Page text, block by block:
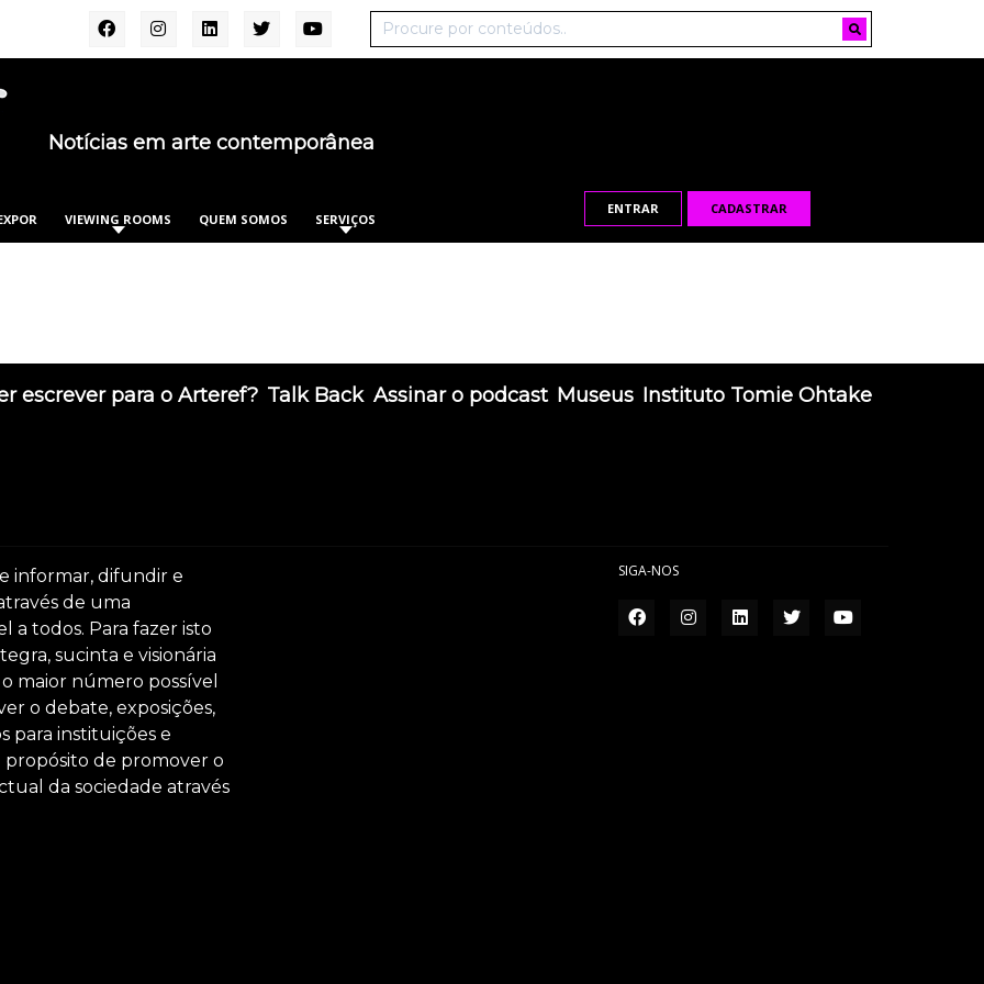
Notícias em arte contemporânea
VIEWING ROOMS QUEM SOMOS SERVIÇOS
ENTRAR CADASTRAR
escrever para o Arteref? Talk Back Assinar o podcast Museus Instituto Tomie Ohtake
informar, difundir e
de uma
a todos. Para fazer isto
sucinta e visionária
maior número possível
o debate, exposições,
para instituições e
propósito de promover o
da sociedade através
SIGA-NOS